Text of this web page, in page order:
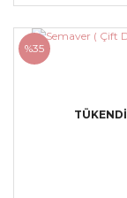
%35
TÜKENDİ